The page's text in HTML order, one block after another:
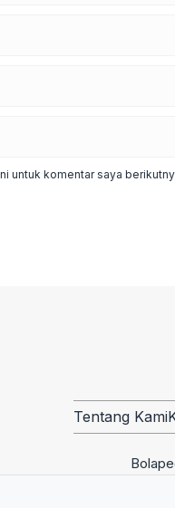
untuk komentar saya
Tentang Kami